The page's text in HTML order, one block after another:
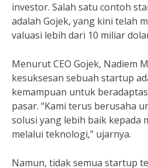
investor. Salah satu contoh
adalah Gojek, yang kini telah
valuasi lebih dari 10 miliar
Menurut CEO Gojek, Nadiem
kesuksesan sebuah startup
kemampuan untuk
pasar. “Kami terus berusaha
solusi yang lebih baik kepada
melalui teknologi,” ujarnya.
Namun, tidak semua startup